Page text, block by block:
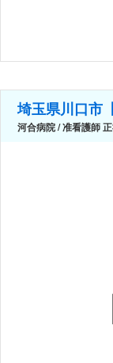
埼玉県川口市
河合病院 / 准看護師